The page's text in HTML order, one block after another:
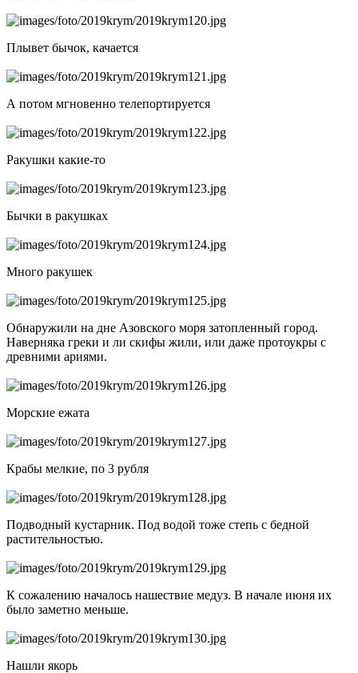
Плывет бычок, качается
А потом мгновенно телепортируется
Ракушки какие-то
Бычки в ракушках
Много ракушек
Обнаружили на дне Азовского моря затопленный город.
Наверняка греки и ли скифы жили, или даже протоукры с
древними ариями.
Морские ежата
Крабы мелкие, по 3 рубля
Подводный кустарник. Под водой тоже степь с бедной
растительностью.
К сожалению началось нашествие медуз. В начале июня их
было заметно меньше.
Нашли якорь